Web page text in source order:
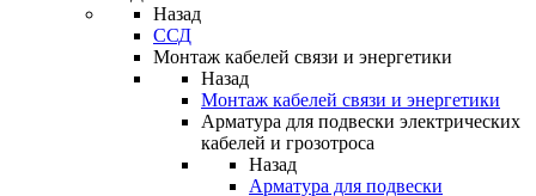
Назад
ССД
Монтаж кабелей связи и энергетики
Назад
Монтаж кабелей связи и энергетики
Арматура для подвески электрических
кабелей и грозотроса
Назад
Арматура для подвески